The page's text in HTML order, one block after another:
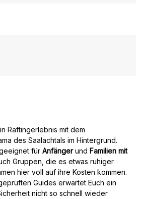
Raftingerlebnis mit dem
des Saalachtals im Hintergrund.
für Anfängerund Familien mit
Gruppen, die es etwas ruhiger
hier voll auf ihre Kosten kommen.
Guides erwartet Euch ein
nicht so schnell wieder